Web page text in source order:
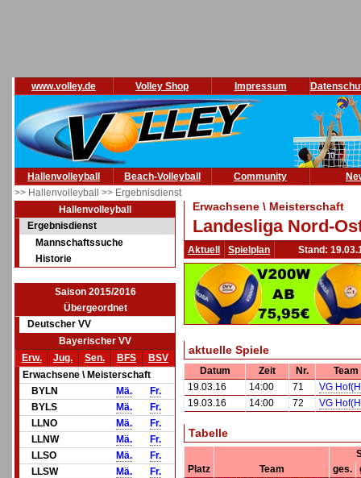
www.volley.de Volley Shop Impressum
Hallenvolleyball Beach-Volleyball Community
>> Hallenvolleyball >> Ergebnisdienst
Hallenvolleyball
Ergebnisdienst
Mannschaftssuche
Historie
Saison 2015/2016
Übergeordnet
Deutscher VV
Bayerischer VV
Erw.
Jug. Sen. BFS
BSV
Erwachsene \ Meisterschaft
BYLN
Mä.
Fr.
BYLS
Mä.
Fr.
LLNO
Mä.
Fr.
LLNW
Mä.
Fr.
LLSO
Mä.
Fr.
LLSW
Mä.
Fr.
Erwachsene \ Meisterschaft
Landesliga Nord-
Aktuell Spielplan Stand:
aktuelle Spiele
Datum Zeit Nr.
Team
19.03.16
14:00 71
VG
19.03.16
14:00 72 VG
Tabelle
Platz
Team ges.